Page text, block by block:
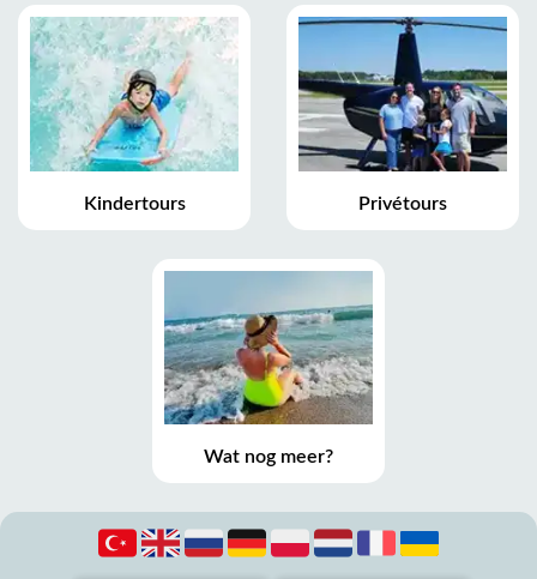
Kindertours Privétours
Wat nog meer?